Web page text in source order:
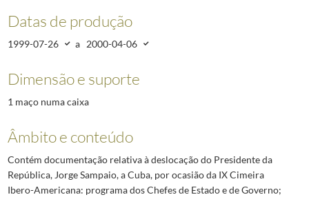
Datas de produção
1999-07-26 a 2000-04-06
Dimensão e suporte
1 maço numa caixa
Âmbito e conteúdo
Contém documentação relativa à deslocação do Presidente da
República, Jorge Sampaio, a Cuba, por ocasião da IX Cimeira
Ibero-Americana: programa dos Chefes de Estado e de Governo;